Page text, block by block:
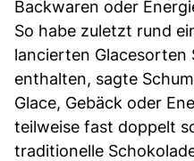
Backwaren oder
So habe zuletzt rund
lancierten Glacesorten
enthalten, sagte
Glace, Gebäck oder
teilweise fast doppelt
traditionelle